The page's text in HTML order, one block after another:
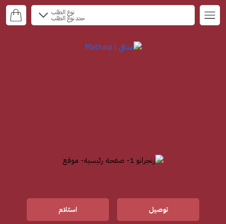
نوع الطلب
حدد نوع الطلب
توصيل استلام